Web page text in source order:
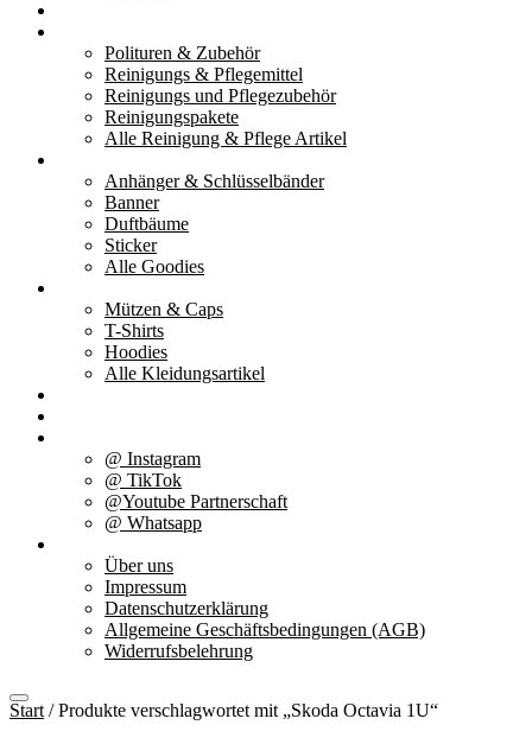
Polituren & Zubehör
Reinigungs & Pflegemittel
Reinigungs und Pflegezubehör
Reinigungspakete
Alle Reinigung & Pflege Artikel
Anhänger & Schlüsselbänder
Banner
Duftbäume
Sticker
Alle Goodies
Mützen & Caps
T-Shirts
Hoodies
Alle Kleidungsartikel
@ Instagram
@ TikTok
@Youtube Partnerschaft
@ Whatsapp
Über uns
Impressum
Datenschutzerklärung
Allgemeine Geschäftsbedingungen (AGB)
Widerrufsbelehrung
Start / Produkte verschlagwortet mit „Skoda Octavia 1U“